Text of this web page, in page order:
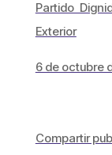
Partido
Exterior
6 de octubre
Compartir